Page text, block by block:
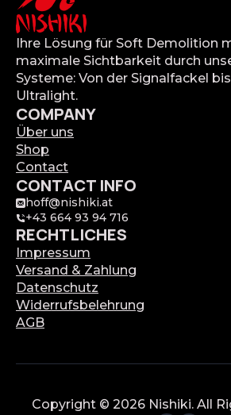
Ihre Lösung für Soft Demolition
maximale Sichtbarkeit durch
Systeme: Von der Signalfackel
Ultralight.
COMPANY
Über uns
Shop
Contact
CONTACT INFO
hoff@nishiki.at
+43 664 93 94 716
RECHTLICHES
Impressum
Versand & Zahlung
Datenschutz
Widerrufsbelehrung
AGB
Copyright © 2026 Nishiki. All